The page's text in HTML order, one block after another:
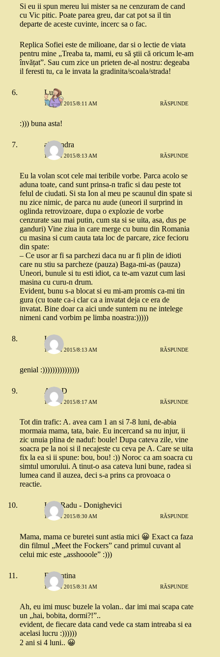
Si eu ii spun mereu lui mister sa ne cenzuram de cand
cu Vic pitic. Poate parea greu, dar cat pot sa il tin
departe de aceste cuvinte, incerc sa o fac.
Replica Sofiei este de milioane, dar si o lectie de viata
pentru mine „Treaba ta, mami, eu să ştii că oricum le-am
învățat”. Sau cum zice un prieten de-al nostru: degeaba
il feresti tu, ca le invata la gradinita/scoala/strada!
Luiza
18 MAI 2015/8:11 AM RĂSPUNDE
:))) buna asta!
alexandra
18 MAI 2015/8:13 AM RĂSPUNDE
Eu la volan scot cele mai teribile vorbe. Parca acolo se
aduna toate, cand sunt prinsa-n trafic si dau peste tot
felul de ciudati. Si sta Ion al meu pe scaunul din spate si
nu zice nimic, de parca nu aude (uneori il surprind in
oglinda retrovizoare, dupa o explozie de vorbe
cenzurate sau mai putin, cum sta si se uita, asa, dus pe
ganduri) Vine ziua in care merge cu bunu din Romania
cu masina si cum cauta tata loc de parcare, zice fecioru
din spate:
– Ce usor ar fi sa parchezi daca nu ar fi plin de idioti
care nu stiu sa parcheze (pauza) Baga-mi-as (pauza)
Uneori, bunule si tu esti idiot, ca te-am vazut cum lasi
masina cu curu-n drum.
Evident, bunu s-a blocat si eu mi-am promis ca-mi tin
gura (cu toate ca-i clar ca a invatat deja ce era de
invatat. Bine doar ca aici unde suntem nu ne intelege
nimeni cand vorbim pe limba noastra:)))))
Ioana
18 MAI 2015/8:13 AM RĂSPUNDE
genial :)))))))))))))))
AlinaD
18 MAI 2015/8:17 AM RĂSPUNDE
Tot din trafic: A. avea cam 1 an si 7-8 luni, de-abia
mormaia mama, tata, baie. Eu incercand sa nu injur, ii
zic unuia plina de naduf: boule! Dupa cateva zile, vine
soacra pe la noi si il necajeste cu ceva pe A. Care se uita
fix la ea si ii spune: bou, bou! :)) Noroc ca am soacra cu
simtul umorului. A tinut-o asa cateva luni bune, radea si
lumea cand il auzea, deci s-a prins ca provoaca o
reactie.
Irina Radu - Donighevici
18 MAI 2015/8:30 AM RĂSPUNDE
Mama, mama ce buretei sunt astia mici 😀 Exact ca faza
din filmul „Meet the Fockers” cand primul cuvant al
celui mic este „asshooole” :)))
Florentina
18 MAI 2015/8:31 AM RĂSPUNDE
Ah, eu imi musc buzele la volan.. dar imi mai scapa cate
un „hai, bobita, dormi?!”..
evident, de fiecare data cand vede ca stam intreaba si ea
acelasi lucru :))))))
2 ani si 4 luni.. 😀